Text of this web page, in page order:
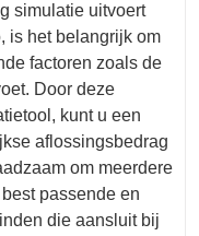
simulatie uitvoert
is het belangrijk om
factoren zoals de
Door deze
kunt u een
aflossingsbedrag
om meerdere
passende en
die aansluit bij